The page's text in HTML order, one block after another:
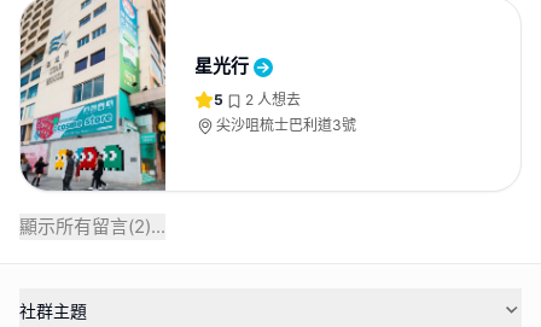
星光行
5 2 人想去
尖沙咀梳士巴利道3號
顯示所有留言(2)...
社群主題